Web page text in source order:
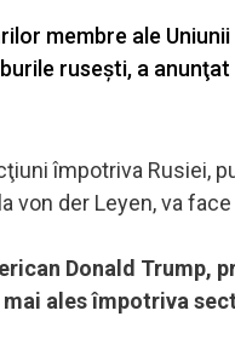
membre ale
ruseşti, a
împotriva Rusiei,
von der Leyen, va
Donald Trump,
ales împotriva